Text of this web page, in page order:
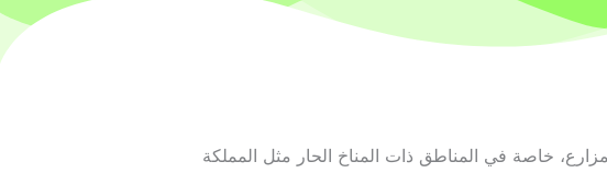
خاصة في المناطق ذات المناخ الحار مثل المملكة